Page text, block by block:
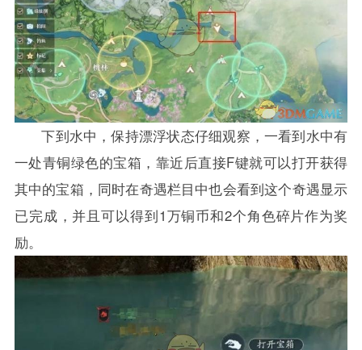
下到水中，保持漂浮状态仔细观察，一看到水中有
一处青铜绿色的宝箱，靠近后直接F键就可以打开获得
其中的宝箱，同时在奇遇栏目中也会看到这个奇遇显示
已完成，并且可以得到1万铜币和2个角色碎片作为奖
励。